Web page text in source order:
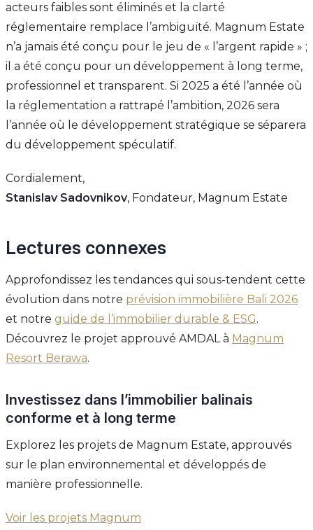
acteurs faibles sont éliminés et la clarté
réglementaire remplace l’ambiguïté. Magnum Estate
n’a jamais été conçu pour le jeu de « l’argent rapide » ;
il a été conçu pour un développement à long terme,
professionnel et transparent. Si 2025 a été l’année où
la réglementation a rattrapé l’ambition, 2026 sera
l’année où le développement stratégique se séparera
du développement spéculatif.
Cordialement,
Stanislav Sadovnikov, Fondateur, Magnum Estate
Lectures connexes
Approfondissez les tendances qui sous-tendent cette
évolution dans notre prévision immobilière Bali 2026
et notre guide de l’immobilier durable & ESG.
Découvrez le projet approuvé AMDAL à Magnum
Resort Berawa.
Investissez dans l’immobilier balinais
conforme et à long terme
Explorez les projets de Magnum Estate, approuvés
sur le plan environnemental et développés de
manière professionnelle.
Voir les projets Magnum